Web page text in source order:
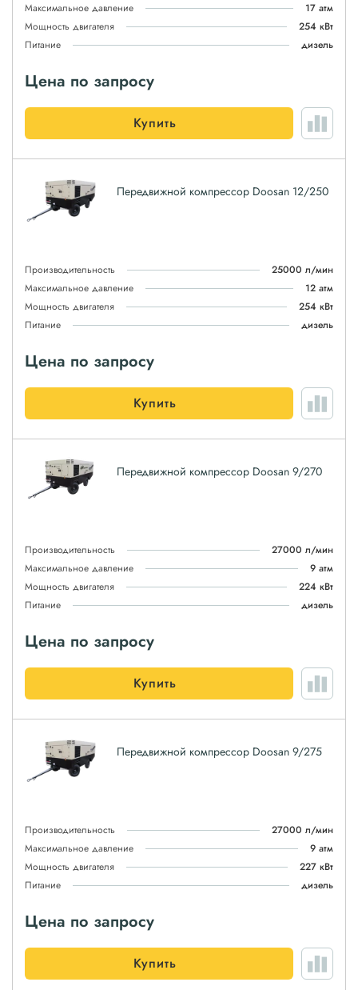
Максимальное давление
17 атм
Мощность двигателя
254 кВт
Питание
дизель
Цена по запросу
Купить
Передвижной компрессор Doosan 12/250
Производительность
25000 л/мин
Максимальное давление
12 атм
Мощность двигателя
254 кВт
Питание
дизель
Цена по запросу
Купить
Передвижной компрессор Doosan 9/270
Производительность
27000 л/мин
Максимальное давление
9 атм
Мощность двигателя
224 кВт
Питание
дизель
Цена по запросу
Купить
Передвижной компрессор Doosan 9/275
Производительность
27000 л/мин
Максимальное давление
9 атм
Мощность двигателя
227 кВт
Питание
дизель
Цена по запросу
Купить